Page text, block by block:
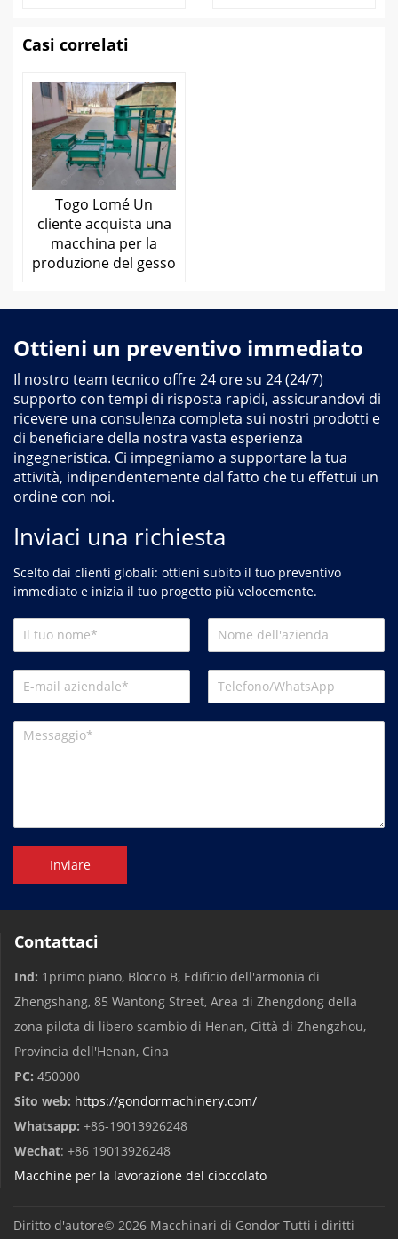
Casi correlati
Togo Lomé Un
cliente acquista una
macchina per la
produzione del gesso
Ottieni un preventivo immediato
Il nostro team tecnico offre 24 ore su 24 (24/7)
supporto con tempi di risposta rapidi, assicurandovi di
ricevere una consulenza completa sui nostri prodotti e
di beneficiare della nostra vasta esperienza
ingegneristica. Ci impegniamo a supportare la tua
attività, indipendentemente dal fatto che tu effettui un
ordine con noi.
Inviaci una richiesta
Scelto dai clienti globali: ottieni subito il tuo preventivo
immediato e inizia il tuo progetto più velocemente.
Inviare
Contattaci
Ind: 1primo piano, Blocco B, Edificio dell'armonia di
Zhengshang, 85 Wantong Street, Area di Zhengdong della
zona pilota di libero scambio di Henan, Città di Zhengzhou,
Provincia dell'Henan, Cina
PC: 450000
Sito web: https://gondormachinery.com/
Whatsapp: +86-19013926248
Wechat: +86 19013926248
Macchine per la lavorazione del cioccolato
Diritto d'autore© 2026 Macchinari di Gondor Tutti i diritti